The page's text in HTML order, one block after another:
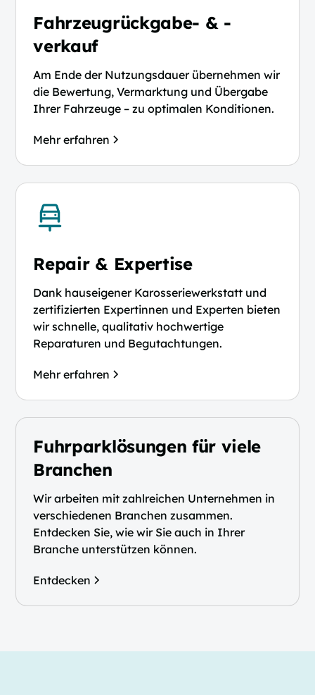
Fahrzeugrückgabe- & -
verkauf
Am Ende der Nutzungsdauer übernehmen wir
die Bewertung, Vermarktung und Übergabe
Ihrer Fahrzeuge – zu optimalen Konditionen.
Mehr erfahren
Repair & Expertise
Dank hauseigener Karosseriewerkstatt und
zertifizierten Expertinnen und Experten bieten
wir schnelle, qualitativ hochwertige
Reparaturen und Begutachtungen.
Mehr erfahren
Fuhrparklösungen für viele
Branchen
Wir arbeiten mit zahlreichen Unternehmen in
verschiedenen Branchen zusammen.
Entdecken Sie, wie wir Sie auch in Ihrer
Branche unterstützen können.
Entdecken